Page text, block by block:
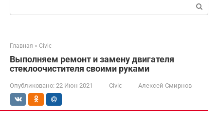
Главная » Civic
Выполняем ремонт и замену двигателя
стеклоочистителя своими руками
Опубликовано: 22 Июн 2021 Civic Алексей Смирнов